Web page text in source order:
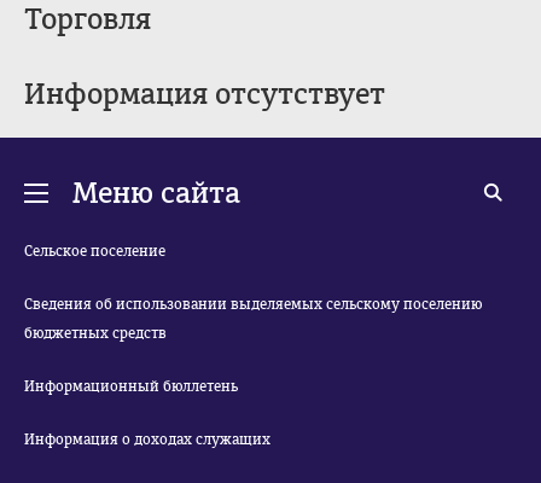
Торговля
Информация отсутствует
Меню сайта
Сельское поселение
Сведения об использовании выделяемых сельскому поселению
бюджетных средств
Информационный бюллетень
Информация о доходах служащих